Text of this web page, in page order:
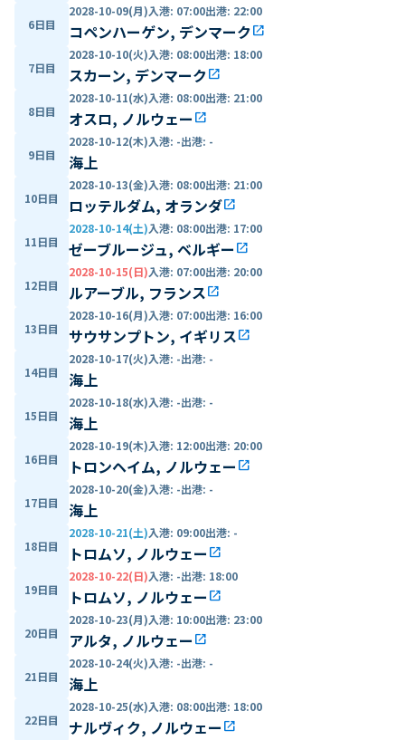
6日目
2028-10-09(月)入港: 07:00出港: 22:00
コペンハーゲン, デンマークopen_in_new
7日目
2028-10-10(火)入港: 08:00出港: 18:00
スカーン, デンマークopen_in_new
8日目
2028-10-11(水)入港: 08:00出港: 21:00
オスロ, ノルウェー open_in_new
9日目
2028-10-12(木)入港: -出港: -
海上
10日目
2028-10-13(金)入港: 08:00出港: 21:00
ロッテルダム, オランダopen_in_new
11日目
2028-10-14(土)入港: 08:00出港: 17:00
ゼーブルージュ, ベルギー open_in_new
12日目
2028-10-15(日)入港: 07:00出港: 20:00
ルアーブル, フランスopen_in_new
13日目
2028-10-16(月)入港: 07:00出港: 16:00
サウサンプトン, イギリスopen_in_new
14日目
2028-10-17(火)入港: -出港: -
海上
15日目
2028-10-18(水)入港: -出港: -
海上
16日目
2028-10-19(木)入港: 12:00出港: 20:00
トロンヘイム, ノルウェー open_in_new
17日目
2028-10-20(金)入港: -出港: -
海上
18日目
2028-10-21(土)入港: 09:00出港: -
トロムソ, ノルウェー open_in_new
19日目
2028-10-22(日)入港: -出港: 18:00
トロムソ, ノルウェー open_in_new
20日目
2028-10-23(月)入港: 10:00出港: 23:00
アルタ, ノルウェー open_in_new
21日目
2028-10-24(火)入港: -出港: -
海上
22日目
2028-10-25(水)入港: 08:00出港: 18:00
ナルヴィク, ノルウェー open_in_new